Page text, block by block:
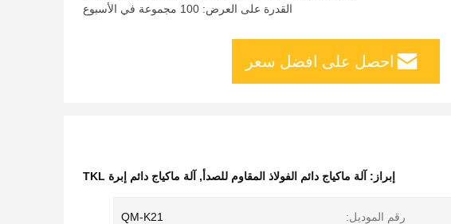
القدرة على العرض: 100 مجموعة في الأسبوع
احصل على افضل سعر
إبراز: آلة ماكياج دائم الفولاذ المقاوم للصدأ , آلة ماكياج دائم إبرة TKL
رقم الموديل: QM-K21